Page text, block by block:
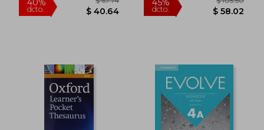
40% 45%
dcto.